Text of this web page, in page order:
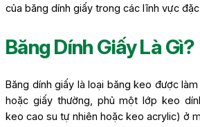
của băng dính giấy trong các lĩnh vực
Băng Dính Giấy Là Gì?
Băng dính giấy là loại băng keo được
hoặc giấy thường, phủ một lớp keo
keo cao su tự nhiên hoặc keo acrylic) ở